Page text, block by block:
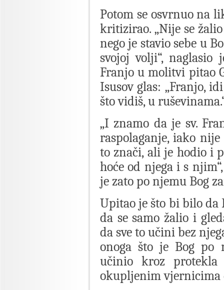
Potom se osvrnuo na
kritizirao. „Nije se
nego je stavio sebe u
svojoj volji“, naglasio
Franjo u molitvi pitao
Isusov glas: „Franjo,
što vidiš, u
„I znamo da je sv.
raspolaganje, iako
to znači, ali je hodio i
hoće od njega i s
je zato po njemu Bog
Upitao je što bi bilo da
da se samo žalio i
da sve to učini bez
onoga što je Bog po
učinio kroz protekla
okupljenim vjernicima